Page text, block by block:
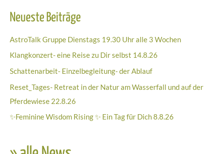
Neueste Beiträge
AstroTalk Gruppe Dienstags 19.30 Uhr alle 3 Wochen
Klangkonzert- eine Reise zu Dir selbst 14.8.26
Schattenarbeit- Einzelbegleitung- der Ablauf
Reset_Tages- Retreat in der Natur am Wasserfall und auf der
Pferdewiese 22.8.26
✨Feminine Wisdom Rising ✨ Ein Tag für Dich 8.8.26